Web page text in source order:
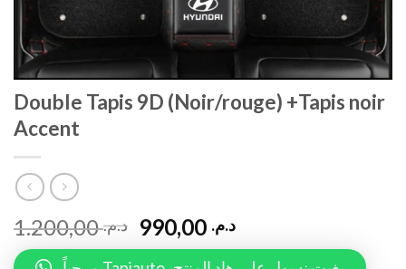
Double Tapis 9D (Noir/rouge) +Tapis noir
Accent
د.م.1.200,00 د.م.